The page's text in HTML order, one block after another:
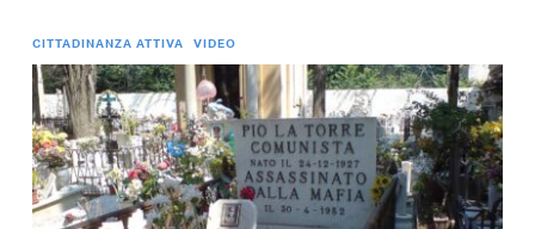
CITTADINANZA ATTIVA VIDEO